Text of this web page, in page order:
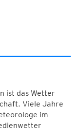
ist das Wetter
Viele Jahre
im